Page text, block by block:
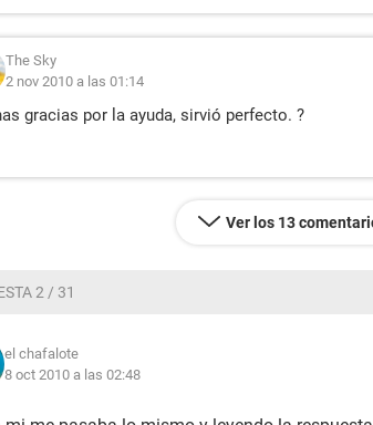
The Sky
2 nov 2010 a las 01:14
gracias por la ayuda, sirvió perfecto. ?
Ver los 13
2 / 31
el chafalote
8 oct 2010 a las 02:48